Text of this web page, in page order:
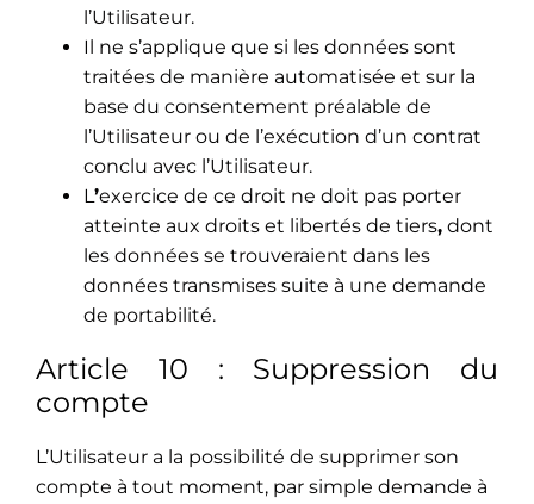
l’Utilisateur.
Il ne s’applique que si les données sont
traitées de manière automatisée et sur la
base du consentement préalable de
l’Utilisateur ou de l’exécution d’un contrat
conclu avec l’Utilisateur.
L ’exercice de ce droit ne doit pas porter
atteinte aux droits et libertés de tiers, dont
les données se trouveraient dans les
données transmises suite à une demande
de portabilité.
Article 10 : Suppression du
compte
L’Utilisateur a la possibilité de supprimer son
compte à tout moment, par simple demande à